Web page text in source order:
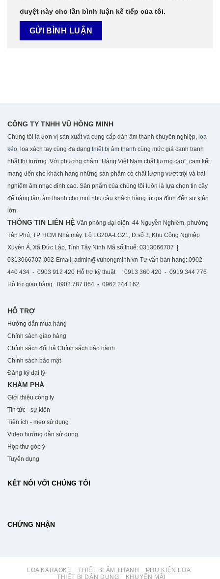
duyệt này cho lần bình luận kế tiếp của tôi.
CÔNG TY TNHH VŨ HỒNG MINH
Chúng tôi là đơn vị sản xuất và cung cấp dàn âm thanh chuyên nghiệp, loa
kéo , loa xách tay cùng đa dạng thiết bị âm thanh cùng mức giá cạnh tranh
nhất thị trường. Với phương châm “Hàng Việt Nam chất lượng cao”, cam kết
mang đến cho khách hàng những sản phẩm có chất lượng vượt trội và trải
nghiệm âm nhạc đỉnh cao. Sản phẩm của chúng tôi luôn là lựa chọn tin cậy
để nâng tầm âm thanh cho mọi nhu cầu khách hàng từ gia đình đến sự kiện
lớn.
THÔNG TIN LIÊN HỆ Văn phòng đại diện: 44 Nguyễn Nghiêm, phường
Tân Phú, TP. HCM Nhà máy: Lô LG20A-LG21, Đ.số 3, Khu Công Nghiệp
Xuyên Á, Xã Đức Lập, Tỉnh Tây Ninh Mã số thuế: 0313066707 |
0313066707-002 Email: admin@vuhongminh.vn Tư vấn bán hàng: 0902
440 434 - 0903 912 420 Hỗ trợ kỹ thuật : 0913 360 420 - 0919 344 776
Hỗ trợ giao hàng : 0902 787 864 - 0962 244 162
HỖ TRỢ
Hướng dẫn mua hàng
Chính sách giao hàng
Chính sách đổi trả Chính sách bảo hành
Chính sách bảo mật
Đăng ký đại lý
KHÁM PHÁ
Giới thiệu công ty
Tin tức - sự kiện
Tiện ích - mẹo sử dụng
Video hướng dẫn sử dụng
Hộp thư góp ý
Tuyển dụng
KẾT NỐI VỚI CHÚNG TÔI
CHỨNG NHẬN
LOA KARAOKE THIẾT BỊ ÂM THANH
PHỤ KIỆN LOA
THIẾT BỊ DÂN DỤNG
KHUYẾN MÃI